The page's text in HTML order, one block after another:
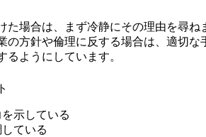
た場合は、まず冷静にその理由を尋ね
の方針や倫理に反する場合は、適切な
るようにしています。
示している
ている